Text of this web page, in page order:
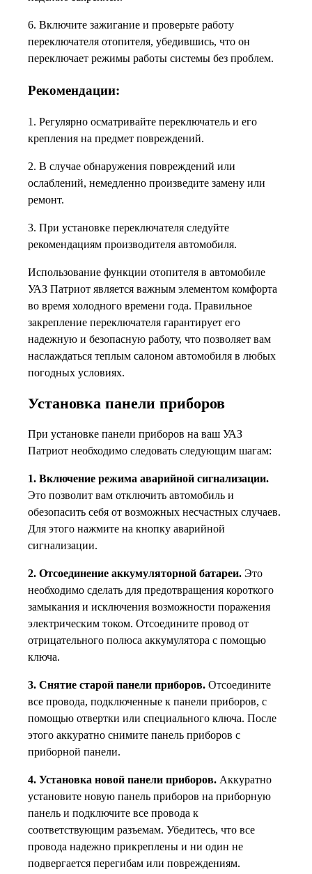
6. Включите зажигание и проверьте работу
переключателя отопителя, убедившись, что он
переключает режимы работы системы без проблем.
Рекомендации:
1. Регулярно осматривайте переключатель и его
крепления на предмет повреждений.
2. В случае обнаружения повреждений или
ослаблений, немедленно произведите замену или
ремонт.
3. При установке переключателя следуйте
рекомендациям производителя автомобиля.
Использование функции отопителя в автомобиле
УАЗ Патриот является важным элементом комфорта
во время холодного времени года. Правильное
закрепление переключателя гарантирует его
надежную и безопасную работу, что позволяет вам
наслаждаться теплым салоном автомобиля в любых
погодных условиях.
Установка панели приборов
При установке панели приборов на ваш УАЗ
Патриот необходимо следовать следующим шагам:
1. Включение режима аварийной сигнализации.
Это позволит вам отключить автомобиль и
обезопасить себя от возможных несчастных случаев.
Для этого нажмите на кнопку аварийной
сигнализации.
2. Отсоединение аккумуляторной батареи. Это
необходимо сделать для предотвращения короткого
замыкания и исключения возможности поражения
электрическим током. Отсоедините провод от
отрицательного полюса аккумулятора с помощью
ключа.
3. Снятие старой панели приборов. Отсоедините
все провода, подключенные к панели приборов, с
помощью отвертки или специального ключа. После
этого аккуратно снимите панель приборов с
приборной панели.
4. Установка новой панели приборов. Аккуратно
установите новую панель приборов на приборную
панель и подключите все провода к
соответствующим разъемам. Убедитесь, что все
провода надежно прикреплены и ни один не
подвергается перегибам или повреждениям.